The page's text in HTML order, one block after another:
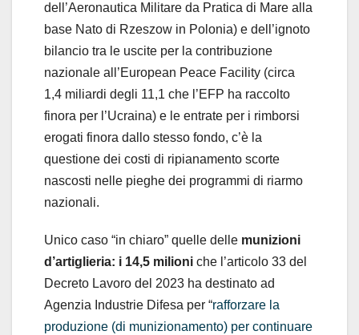
dell’Aeronautica Militare da Pratica di Mare alla
base Nato di Rzeszow in Polonia) e dell’ignoto
bilancio tra le uscite per la contribuzione
nazionale all’European Peace Facility (circa
1,4 miliardi degli 11,1 che l’EFP ha raccolto
finora per l’Ucraina) e le entrate per i rimborsi
erogati finora dallo stesso fondo, c’è la
questione dei costi di ripianamento scorte
nascosti nelle pieghe dei programmi di riarmo
nazionali.
Unico caso “in chiaro” quelle delle munizioni
d’artiglieria: i 14,5 milioni che l’articolo 33 del
Decreto Lavoro del 2023 ha destinato ad
Agenzia Industrie Difesa per “rafforzare la
produzione (di munizionamento) per continuare